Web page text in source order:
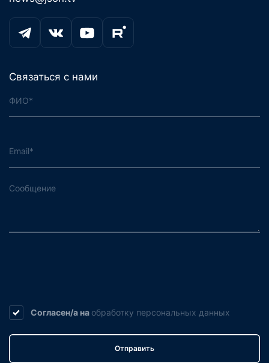
Связаться с нами
Согласен/а на обработку персональных данных
Отправить